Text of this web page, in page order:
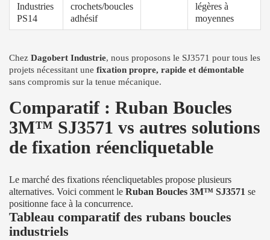
Industries
PS14
crochets/boucles
adhésif
légères à
moyennes
Chez Dagobert Industrie, nous proposons le SJ3571 pour tous les
projets nécessitant une fixation propre, rapide et démontable
sans compromis sur la tenue mécanique.
Comparatif : Ruban Boucles
3M™ SJ3571 vs autres solutions
de fixation réencliquetable
Le marché des fixations réencliquetables propose plusieurs
alternatives. Voici comment le Ruban Boucles 3M™ SJ3571 se
positionne face à la concurrence.
Tableau comparatif des rubans boucles
industriels